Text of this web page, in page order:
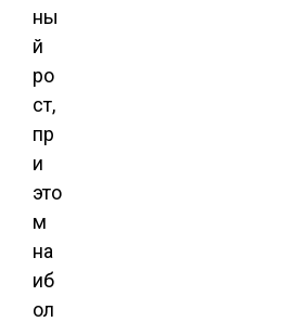
ны
й
ро
ст,
пр
и
это
м
на
иб
ол